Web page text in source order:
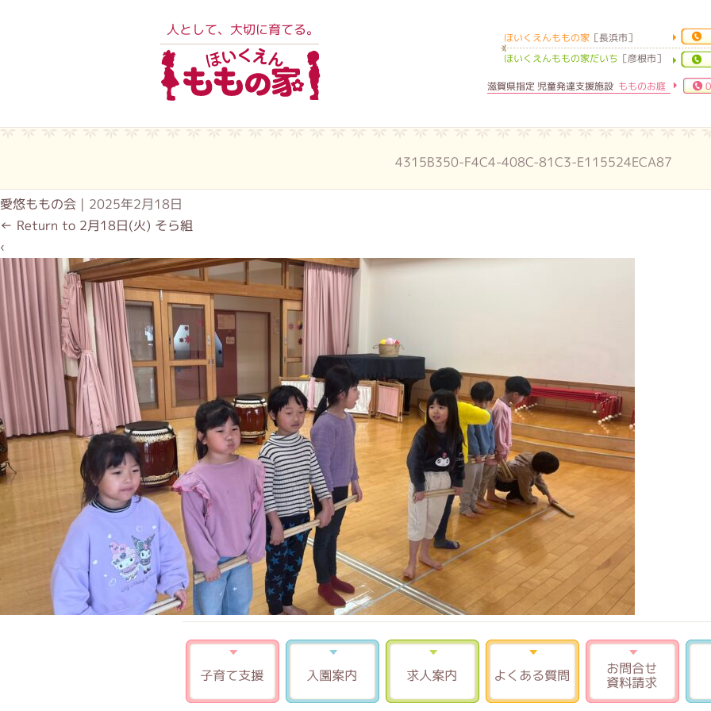
人として、大切に育てる。
ほいくえんももの家
ほいくえんももの家 ［長浜市］
ほいくえんももの家だいち ［彦根市］
滋賀県指定 児童発達支援施設 もものお庭
4315B350-F4C4-408C-81C3-E115524ECA87
愛悠ももの会 | 2025年2月18日
← Return to 2月18日(火) そら組
‹
子育て支援 入園案内 求人案内 よくある質問 お